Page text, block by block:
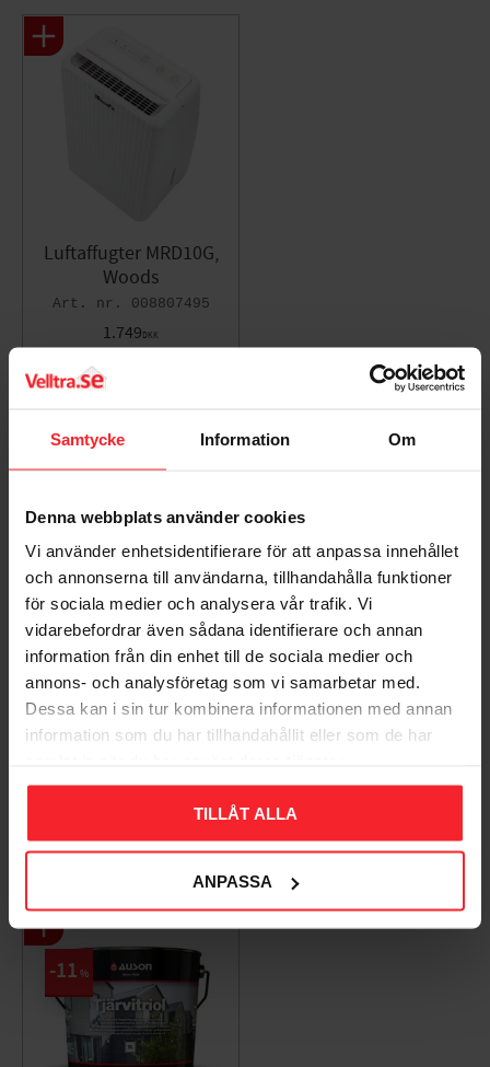
Samtycke Information Om
Denna webbplats använder cookies
Vi använder enhetsidentifierare för att anpassa innehållet
och annonserna till användarna, tillhandahålla funktioner
för sociala medier och analysera vår trafik. Vi
vidarebefordrar även sådana identifierare och annan
information från din enhet till de sociala medier och
annons- och analysföretag som vi samarbetar med.
Dessa kan i sin tur kombinera informationen med annan
information som du har tillhandahållit eller som de har
TILLÅT ALLA
ANPASSA
Rek. arbetsområde: 2-30 m²
Luftgenomströmning: 120 m³/h
Avfuktning vid 30° C & 80% RF: 10 liter/dygn
Vikt: 9,1 kg
Ljudnivå: 43 dB
Kylmedia: R290
Skyddsklass: IPX2
Bedømmelser
Dig
Bliv den første, der giver en bedømmelse.
Luftaffugter MRD10G,
Woods
008807495
1.749DKK
Populära produkter
11 %